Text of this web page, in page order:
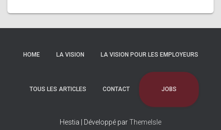
HOME LA VISION LA VISION POUR LES EMPLOYEURS
TOUS LES ARTICLES CONTACT JOBS
Hestia | Développé parThemeIsle